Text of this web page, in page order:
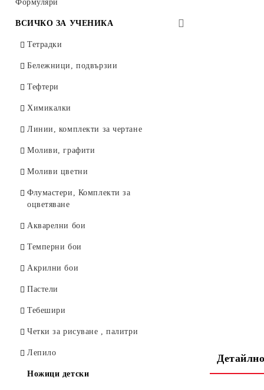
Колекция Rainbow Class
Луксозна серия EXACTIVE
Острилки
Линии, комплекти за чертане
Гумички
Тубуси
Пергели
Формуляри
ВСИЧКО ЗА УЧЕНИКА
Тетрадки
Бележници, подвързии
Тефтери
Химикалки
Линии, комплекти за чертане
Моливи, графити
Моливи цветни
Флумастери, Комплекти за
оцветяване
Акварелни бои
Темперни бои
Акрилни бои
Пастели
Тебешири
Четки за рисуване , палитри
Лепило
Ножици детски